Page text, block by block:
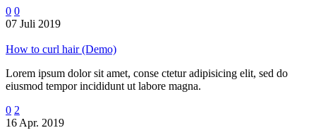
0 0
07 Juli 2019
How to curl hair (Demo)
Lorem ipsum dolor sit amet, conse ctetur adipisicing elit, sed do
eiusmod tempor incididunt ut labore magna.
0 2
16 Apr. 2019